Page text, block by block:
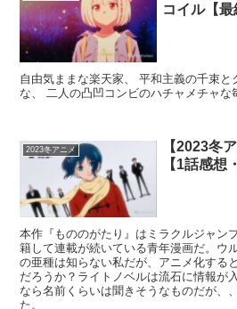
コイル【最
自由気ままな楽天家、 平和主義の千束と
な、 二人の凸凹コンビのハチャメチャな
2023冬アニメ
【2023冬
【1話感想
本作『もののがたり』はミラクルジャン
籍して連載が続いている青年漫画だ。ウ
の亜種は知らない私だが、アニメ化する
だろうか？ライトノベルは流石に情報が
なら名前くらいは聞きそうなものだが、
た。